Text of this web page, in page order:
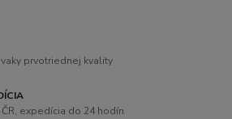
prvotriednej kvality
expedícia do 24 hodín